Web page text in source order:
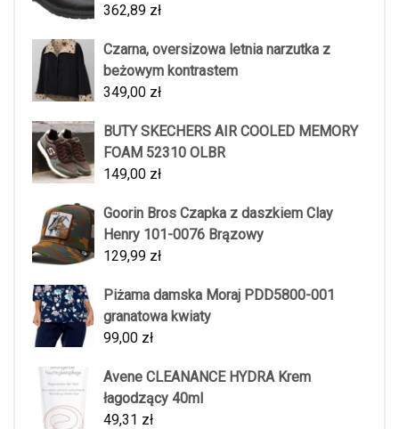
362,89 zł
Czarna, oversizowa letnia narzutka z
beżowym kontrastem
349,00 zł
BUTY SKECHERS AIR COOLED MEMORY
FOAM 52310 OLBR
149,00 zł
Goorin Bros Czapka z daszkiem Clay
Henry 101-0076 Brązowy
129,99 zł
Piżama damska Moraj PDD5800-001
granatowa kwiaty
99,00 zł
Avene CLEANANCE HYDRA Krem
łagodzący 40ml
49,31 zł